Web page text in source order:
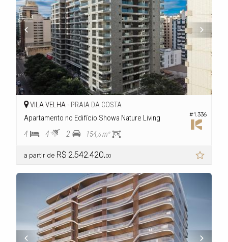
#1.336
VILA VELHA - PRAIA DA COSTA
Apartamento no Edifício Showa Nature Living
4 4 2 154,6 m²
a partir de R$ 2.542.420,00